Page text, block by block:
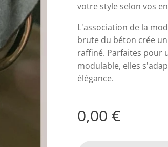
votre style selon vos
L'association de la
brute du béton crée
raffiné. Parfaites pour
modulable, elles
élégance.
0,00 €